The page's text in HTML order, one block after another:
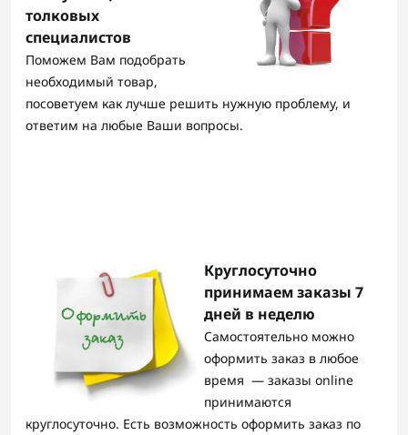
толковых
специалистов
Поможем Вам подобрать
необходимый товар,
посоветуем как лучше решить нужную проблему, и
ответим на любые Ваши вопросы.
Круглосуточно
принимаем заказы 7
дней в неделю
Самостоятельно можно
оформить заказ в любое
время — заказы online
принимаются
круглосуточно. Есть возможность оформить заказ по